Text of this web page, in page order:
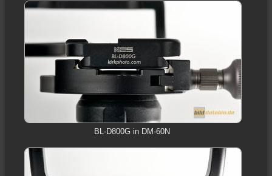
BL-D800G in DM-60N